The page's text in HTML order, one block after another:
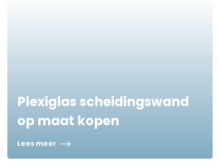
Plexiglas scheidingswand
op maat kopen
Lees meer